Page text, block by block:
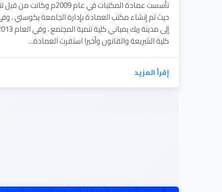
تأسست عمادة المكتبات في عام
كلية الشريعة والقانون وأخيرا استقرت العمادة...
إقرأ المزيد